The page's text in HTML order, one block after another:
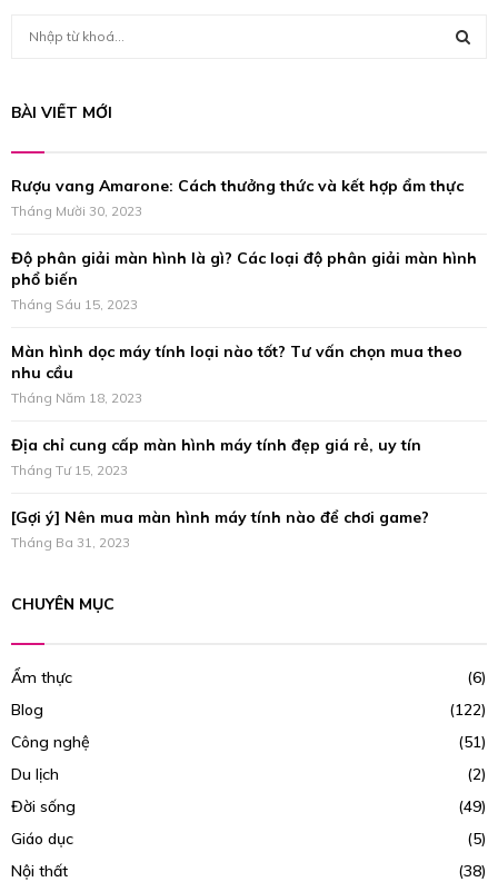
c
o
r
C
BÀI VIẾT MỚI
Rượu vang Amarone: Cách thưởng thức và kết hợp ẩm thực
Tháng Mười 30, 2023
Độ phân giải màn hình là gì? Các loại độ phân giải màn hình
phổ biến
Tháng Sáu 15, 2023
Màn hình dọc máy tính loại nào tốt? Tư vấn chọn mua theo
nhu cầu
Tháng Năm 18, 2023
Địa chỉ cung cấp màn hình máy tính đẹp giá rẻ, uy tín
Tháng Tư 15, 2023
[Gợi ý] Nên mua màn hình máy tính nào để chơi game?
Tháng Ba 31, 2023
CHUYÊN MỤC
Ẩm thực
(6)
Blog
(122)
Công nghệ
(51)
Du lịch
(2)
Đời sống
(49)
Giáo dục
(5)
Nội thất
(38)